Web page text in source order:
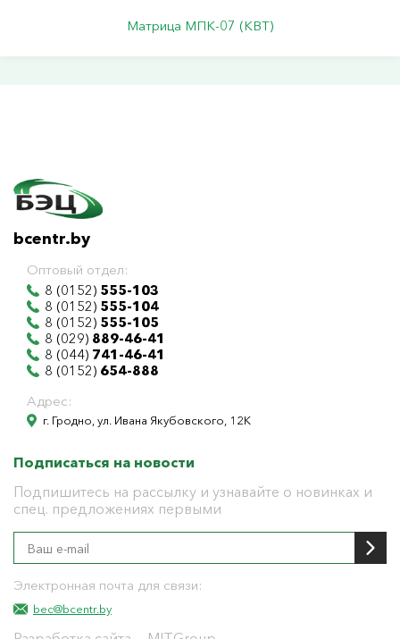
Матрица МПК-07 (КВТ)
bcentr.by
Оптовый отдел:
8 (0152) 555-103
8 (0152) 555-104
8 (0152) 555-105
8 (029) 889-46-41
8 (044) 741-46-41
8 (0152) 654-888
Адрес:
г. Гродно, ул. Ивана Якубовского, 12К
Подписаться на новости
Подпишитесь на рассылку и узнавайте о новинках и
спец. предложениях первыми
Электронная почта для связи:
bec@bcentr.by